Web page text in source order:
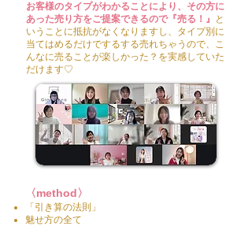
お客様のタイプがわかることにより、その方に
あった売り方をご提案できるので『売る！』
と
いうことに抵抗がなくなりますし、タイプ別に
当てはめるだけでするする売れちゃうので、こ
んなに売ることが楽しかった？を実感していた
だけます♡
​〈method〉
「引き算の法則」
​魅せ方の全て